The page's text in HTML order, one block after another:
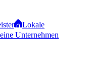
Lokale
Unternehmen